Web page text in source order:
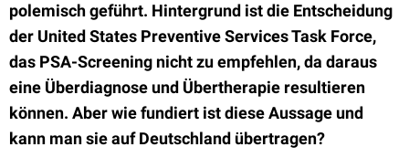
polemisch geführt. Hintergrund ist die Entscheidung
der United States Preventive Services Task Force,
das PSA-Screening nicht zu empfehlen, da daraus
eine Überdiagnose und Übertherapie resultieren
können. Aber wie fundiert ist diese Aussage und
kann man sie auf Deutschland übertragen?